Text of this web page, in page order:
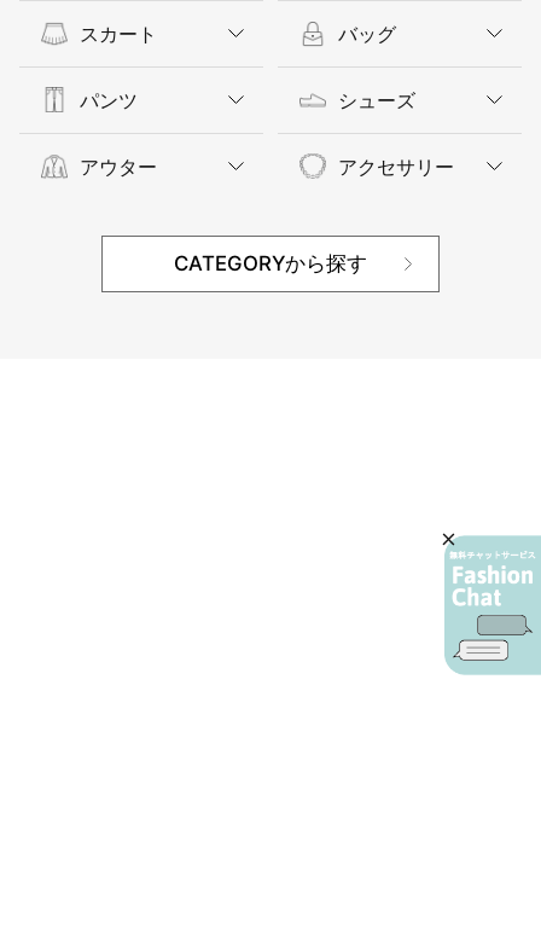
スカート
パンツ
アウター
バッグ
シューズ
アクセサリー
CATEGORYから探す